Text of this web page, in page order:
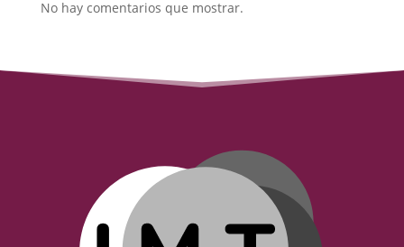
No hay comentarios que mostrar.